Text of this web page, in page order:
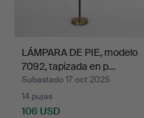
LÁMPARA DE PIE, modelo
7092, tapizada en p…
Subastado 17 oct 2025
14 pujas
106 USD